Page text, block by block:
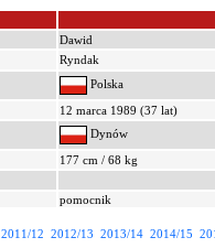
Dawid
Ryndak
Polska
12 marca 1989 (37 lat)
Dynów
177 cm / 68 kg
pomocnik
2011/12 2012/13 2013/14 2014/15